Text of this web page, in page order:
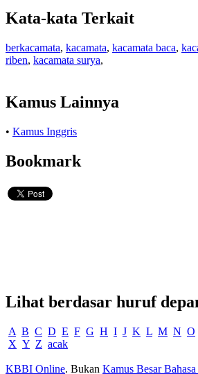
Kata-kata Terkait
berkacamata, kacamata, kacamata baca,
riben, kacamata surya,
Kamus Lainnya
• Kamus Inggris
Bookmark
Lihat berdasar huruf
A B C D E F G H I J K L M N O
X Y Z acak
KBBI Online. Bukan Kamus Besar